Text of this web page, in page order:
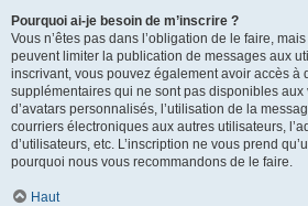
Pourquoi ai-je besoin de m’inscrire ?
Vous n’êtes pas dans l’obligation de le faire,
peuvent limiter la publication de messages aux
inscrivant, vous pouvez également avoir accès à
supplémentaires qui ne sont pas disponibles aux
d’avatars personnalisés, l’utilisation de la
courriers électroniques aux autres utilisateurs,
d’utilisateurs, etc. L’inscription ne vous prend
pourquoi nous vous recommandons de le faire.
Haut